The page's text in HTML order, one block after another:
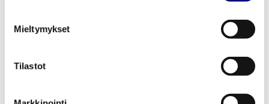
Mieltymykset
Tilastot
mukaisesta toiminnasta
TUENSAAJAREKISTERIIN